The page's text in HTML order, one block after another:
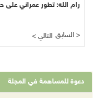
رام الله: تطور عمراني
< التالي السابق >
دعوة للمساهمة في المجلة